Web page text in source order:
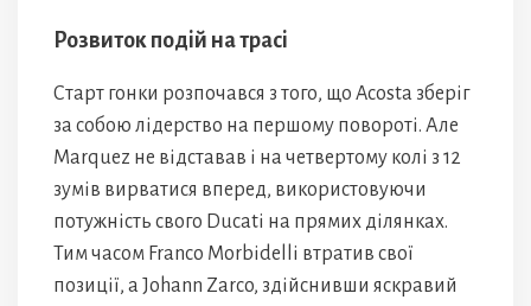
Розвиток подій на трасі
Старт гонки розпочався з того, що Acosta зберіг
за собою лідерство на першому повороті. Але
Marquez не відставав і на четвертому колі з 12
зумів вирватися вперед, використовуючи
потужність свого Ducati на прямих ділянках.
Тим часом Franco Morbidelli втратив свої
позиції, а Johann Zarco, здійснивши яскравий